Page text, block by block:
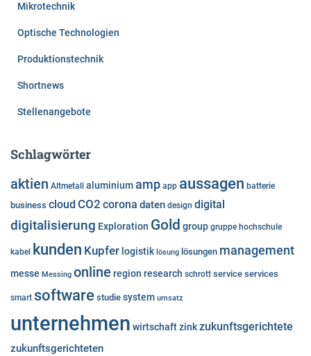
Mikrotechnik
Optische Technologien
Produktionstechnik
Shortnews
Stellenangebote
Schlagwörter
aktien Altmetall aluminiumamp app aussagen batterie
business cloud CO2 corona daten design digital
digitalisierung Exploration Gold group gruppe hochschule
kabel kunden Kupfer logistik lösung lösungen management
messe Messing online region research schrott service services
smart software studie system umsatz
unternehmen wirtschaftzinkzukunftsgerichtete
zukunftsgerichteten